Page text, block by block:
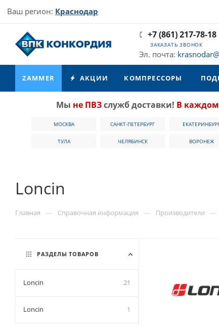
Ваш регион: Краснодар
+7 (861) 217-78-18
ЗАКАЗАТЬ ЗВОНОК
Эл. почта:
ZAMMER АКЦИИ КОМПРЕССОРЫ
Мы не ПВЗслужб доставки! В
МОСКВА САНКТ-ПЕТЕРБУРГ
ТУЛА ЧЕЛЯБИНСК ВОРОНЕЖ
Loncin
Главная — Справочная информация — Производители —
РАЗДЕЛЫ ТОВАРОВ
Loncin 21
Loncin 1